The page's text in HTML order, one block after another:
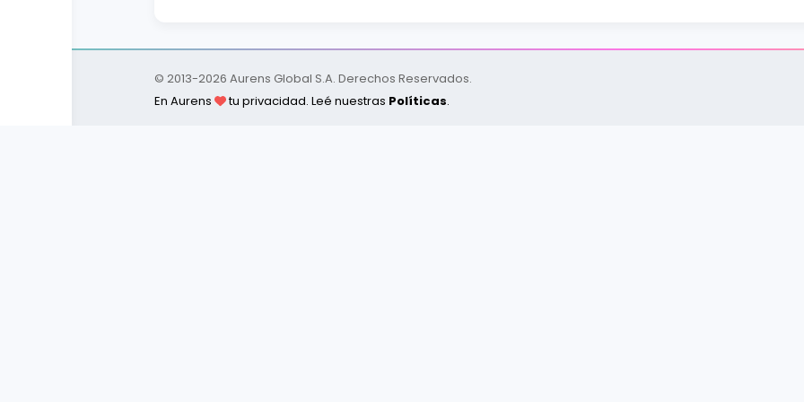
© 2013-2026 Aurens Global S.A. Derechos Reservados.
En Aurens
tu privacidad. Leé nuestras Políticas.